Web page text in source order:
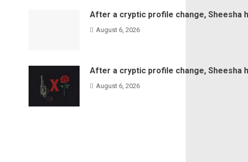
After a cryptic profile change, Sheesha
August 6, 2026
After a cryptic profile change, Sheesha
August 6, 2026